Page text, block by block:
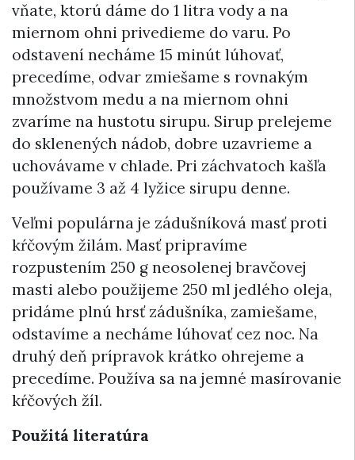
vňate, ktorú dáme do 1 litra vody a na
miernom ohni privedieme do varu. Po
odstavení necháme 15 minút lúhovať,
precedíme, odvar zmiešame s rovnakým
množstvom medu a na miernom ohni
zvaríme na hustotu sirupu. Sirup prelejeme
do sklenených nádob, dobre uzavrieme a
uchovávame v chlade. Pri záchvatoch kašľa
používame 3 až 4 lyžice sirupu denne.
Veľmi populárna je zádušníková masť proti
kŕčovým žilám. Masť pripravíme
rozpustením 250 g neosolenej bravčovej
masti alebo použijeme 250 ml jedlého oleja,
pridáme plnú hrsť zádušníka, zamiešame,
odstavíme a necháme lúhovať cez noc. Na
druhý deň prípravok krátko ohrejeme a
precedíme. Používa sa na jemné masírovanie
kŕčových žíl.
Použitá literatúra